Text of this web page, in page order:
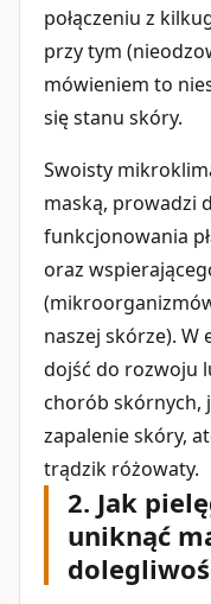
połączeniu z
przy tym
mówieniem to
się stanu skóry.
Swoisty
maską, prowadzi
funkcjonowania
oraz
naszej skórze). W
dojść do rozwoju
chorób skórnych,
zapalenie skóry,
trądzik różowaty.
2. Jak
uniknąć